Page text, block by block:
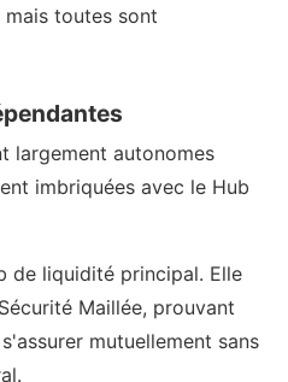
mais toutes sont
largement autonomes
imbriquées avec le Hub
de liquidité principal. Elle
Maillée, prouvant
mutuellement sans